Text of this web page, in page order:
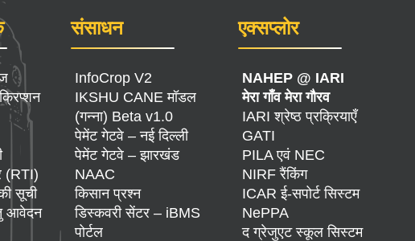
(RTI)
सूची
आवेदन
संसाधन
InfoCrop V2
IKSHU CANE मॉडल
(गन्ना) Beta v1.0
पेमेंट गेटवे – नई दिल्ली
पेमेंट गेटवे – झारखंड
NAAC
किसान प्रश्न
डिस्कवरी सेंटर – iBMS
पोर्टल
एक्सप्लोर
NAHEP @ IARI
मेरा गाँव मेरा गौरव
IARI श्रेष्ठ प्रक्रियाएँ
GATI
PILA एवं NEC
NIRF रैंकिंग
ICAR ई-सपोर्ट सिस्टम
NePPA
द ग्रेजुएट स्कूल सिस्टम